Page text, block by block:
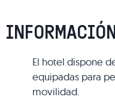
El hotel dispone
equipadas para
movilidad.